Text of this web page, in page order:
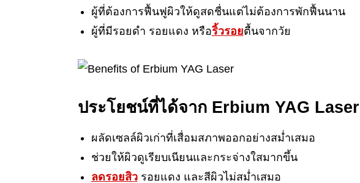
ผู้ที่ต้องการฟื้นฟูผิวให้ดูสดชื่นแต่ไม่ต้องการพักฟื้นนาน
ผู้ที่มีรอยดำ รอยแดง หรือริ้วรอยตื้นจากวัย
ประโยชน์ที่ได้จาก Erbium YAG Laser
ผลัดเซลล์ผิวเก่าที่เสื่อมสภาพออกอย่างสม่ำเสมอ
ช่วยให้ผิวดูเรียบเนียนและกระจ่างใสมากขึ้น
ลดรอยสิวรอยแดง และสีผิวไม่สม่ำเสมอ